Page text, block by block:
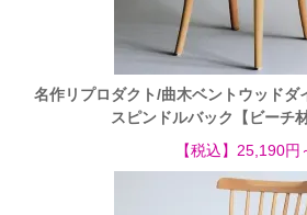
名作リプロダクト/曲木ベントウッドダ
スピンドルバック【ビーチ
【税込】25,190円